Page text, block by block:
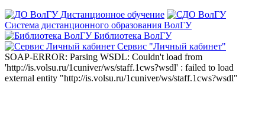
Дистанционное обучение
Система дистанционного образования ВолГУ
Библиотека ВолГУ
Сервис "Личный кабинет"
SOAP-ERROR: Parsing WSDL: Couldn't load from
'http://is.volsu.ru/1cuniver/ws/staff.1cws?wsdl' : failed to load
external entity "http://is.volsu.ru/1cuniver/ws/staff.1cws?wsdl"